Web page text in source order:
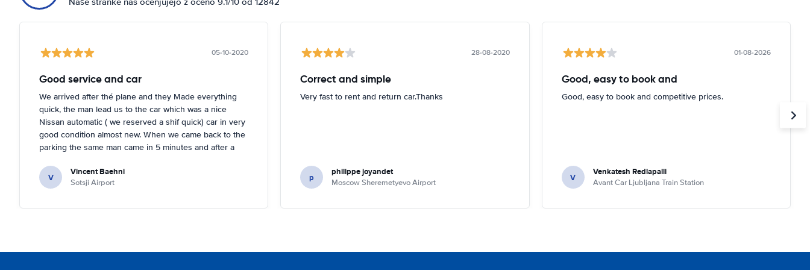
05-10-2020
Good service and car
We arrived after thé plane and they Made everything
quick, the man lead us to the car which was a nice
Nissan automatic ( we reserved a shif quick) car in very
good condition almost new. When we came back to the
parking the same man came in 5 minutes and after a
recommand this company.
V Vincent Baehni
Sotsji Airport
28-08-2020
Correct and simple
Very fast to rent and return car.Thanks
p philippe joyandet
Moscow Sheremetyevo Airport
01-08-2026
Good, easy to book and
Good, easy to book and competitive prices.
V Venkatesh Redlapalli
Avant Car Ljubljana Train Station